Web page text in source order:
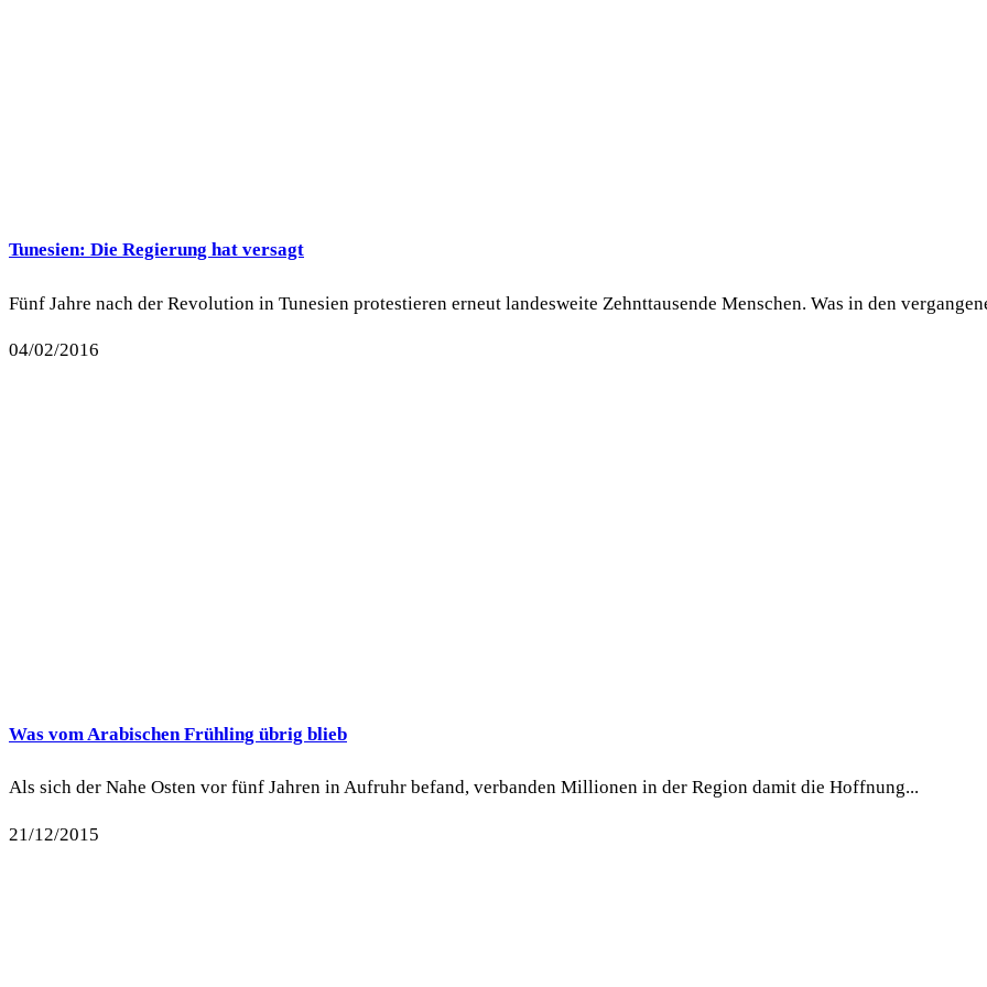
Tunesien: Die Regierung hat versagt
Fünf Jahre nach der Revolution in Tunesien protestieren erneut landesweite Zehnttausende Menschen. Was in den
04/02/2016
Was vom Arabischen Frühling übrig blieb
Als sich der Nahe Osten vor fünf Jahren in Aufruhr befand, verbanden Millionen in der Region damit die Hoffnung...
21/12/2015